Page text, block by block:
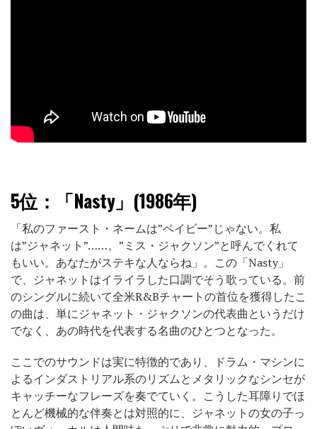
5位： 「Nasty」(1986年)
「私のファースト・ネームは”ベイビー”じゃない。私
は”ジャネット”……。”ミス・ジャクソン”と呼んでくれて
もいい。あなたがステキな人ならね」。この「Nasty」
で、ジャネットはイライラした口調でそう歌っている。前
のシングルに続いて全米R&Bチャートの首位を獲得したこ
の曲は、単にジャネット・ジャクソンの代表曲というだけ
でなく、あの時代を代表する名曲のひとつとなった。
ここでのサウンドは実に特徴的であり、ドラム・マシンに
よるインダストリアル系のリズムとメタリックなシンセが
キャッチーなフレーズを奏でていく。こうした耳障りでほ
とんど機械的な伴奏とは対照的に、ジャネットの女の子っ